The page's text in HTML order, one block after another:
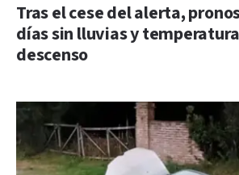
Tras el cese del alerta,
días sin lluvias y
descenso